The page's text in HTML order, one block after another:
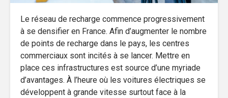
Le réseau de recharge commence progressivement
à se densifier en France. Afin d’augmenter le nombre
de points de recharge dans le pays, les centres
commerciaux sont incités à se lancer. Mettre en
place ces infrastructures est source d’une myriade
d’avantages. À l’heure où les voitures électriques se
développent à grande vitesse surtout face à la